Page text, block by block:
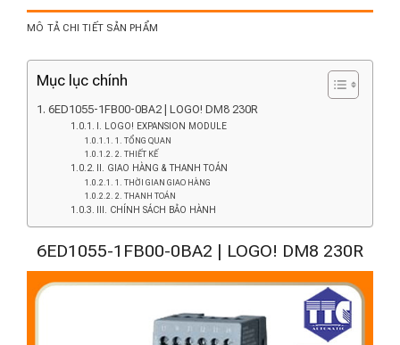
MÔ TẢ CHI TIẾT SẢN PHẨM
Mục lục chính
6ED1055-1FB00-0BA2 | LOGO! DM8 230R
I. LOGO! EXPANSION MODULE
1. TỔNG QUAN
2. THIẾT KẾ
II. GIAO HÀNG & THANH TOÁN
1. THỜI GIAN GIAO HÀNG
2. THANH TOÁN
III. CHÍNH SÁCH BẢO HÀNH
6ED1055-1FB00-0BA2 | LOGO! DM8 230R